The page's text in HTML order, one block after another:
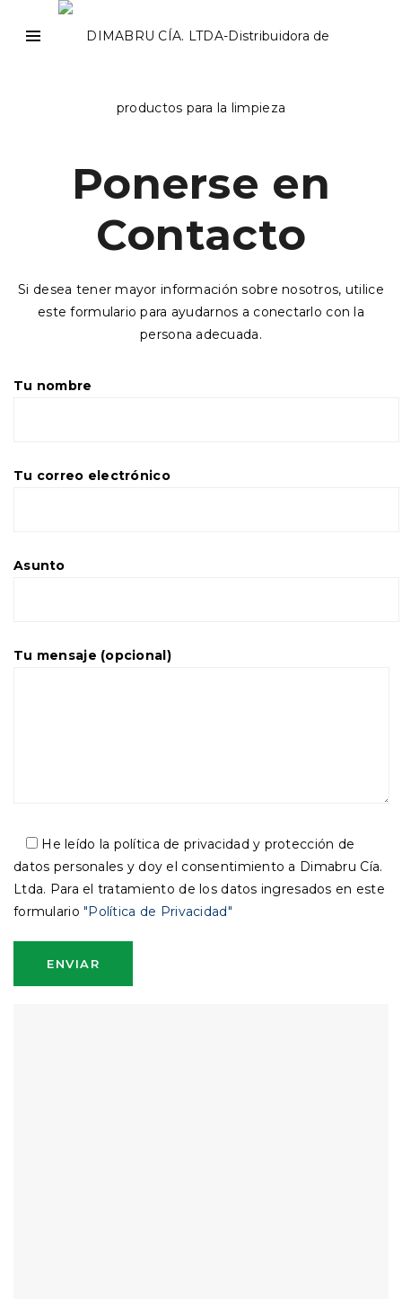
Ponerse en
Contacto
Si desea tener mayor información sobre nosotros, utilice
este formulario para ayudarnos a conectarlo con la
persona adecuada.
Tu nombre
Tu correo electrónico
Asunto
Tu mensaje (opcional)
He leído la política de privacidad y protección de
datos personales y doy el consentimiento a Dimabru Cía.
Ltda. Para el tratamiento de los datos ingresados en este
formulario"Política de Privacidad"